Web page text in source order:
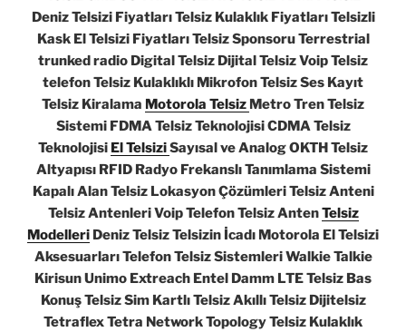
Deniz Telsizi Fiyatları Telsiz Kulaklık Fiyatları Telsizli
Kask El Telsizi Fiyatları Telsiz Sponsoru Terrestrial
trunked radio Digital Telsiz Dijital Telsiz Voip Telsiz
telefon Telsiz Kulaklıklı Mikrofon Telsiz Ses Kayıt
Telsiz Kiralama Motorola Telsiz Metro Tren Telsiz
Sistemi FDMA Telsiz Teknolojisi CDMA Telsiz
Teknolojisi El TelsiziSayısal ve Analog OKTH Telsiz
Altyapısı RFID Radyo Frekanslı Tanımlama Sistemi
Kapalı Alan Telsiz Lokasyon Çözümleri Telsiz Anteni
Telsiz Antenleri Voip Telefon Telsiz AntenTelsiz
Modelleri Deniz Telsiz Telsizin İcadı Motorola El Telsizi
Aksesuarları Telefon Telsiz Sistemleri Walkie Talkie
Kirisun Unimo Extreach Entel Damm LTE Telsiz Bas
Konuş Telsiz Sim Kartlı Telsiz Akıllı Telsiz Dijitelsiz
Tetraflex Tetra Network Topology Telsiz Kulaklık